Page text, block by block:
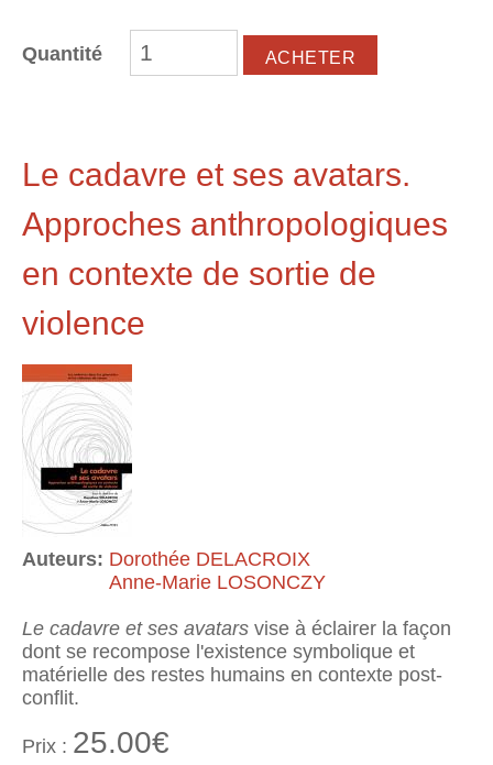
Quantité
Le cadavre et ses avatars.
Approches anthropologiques
en contexte de sortie de
violence
Auteurs: Dorothée DELACROIX
Anne-Marie LOSONCZY
Le cadavre et ses avatars vise à éclairer la façon
dont se recompose l'existence symbolique et
matérielle des restes humains en contexte post-
conflit.
Prix : 25.00€